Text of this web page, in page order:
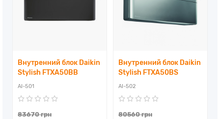
Внутренний блок Daikin
Stylish FTXA50BB
AI-501
83670 грн
Внутренний блок Daikin
Stylish FTXA50BS
AI-502
80560 грн